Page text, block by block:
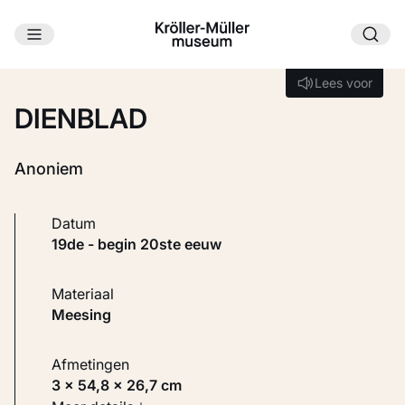
Ga naar hoofdinhoud
Lees voor
Lees voor
DIENBLAD
Anoniem
Datum
19de - begin 20ste eeuw
Materiaal
Meesing
Afmetingen
3 × 54,8 × 26,7 cm